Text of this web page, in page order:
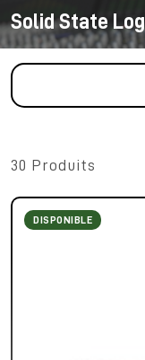
Solid State
30 Produits
DISPONIBLE